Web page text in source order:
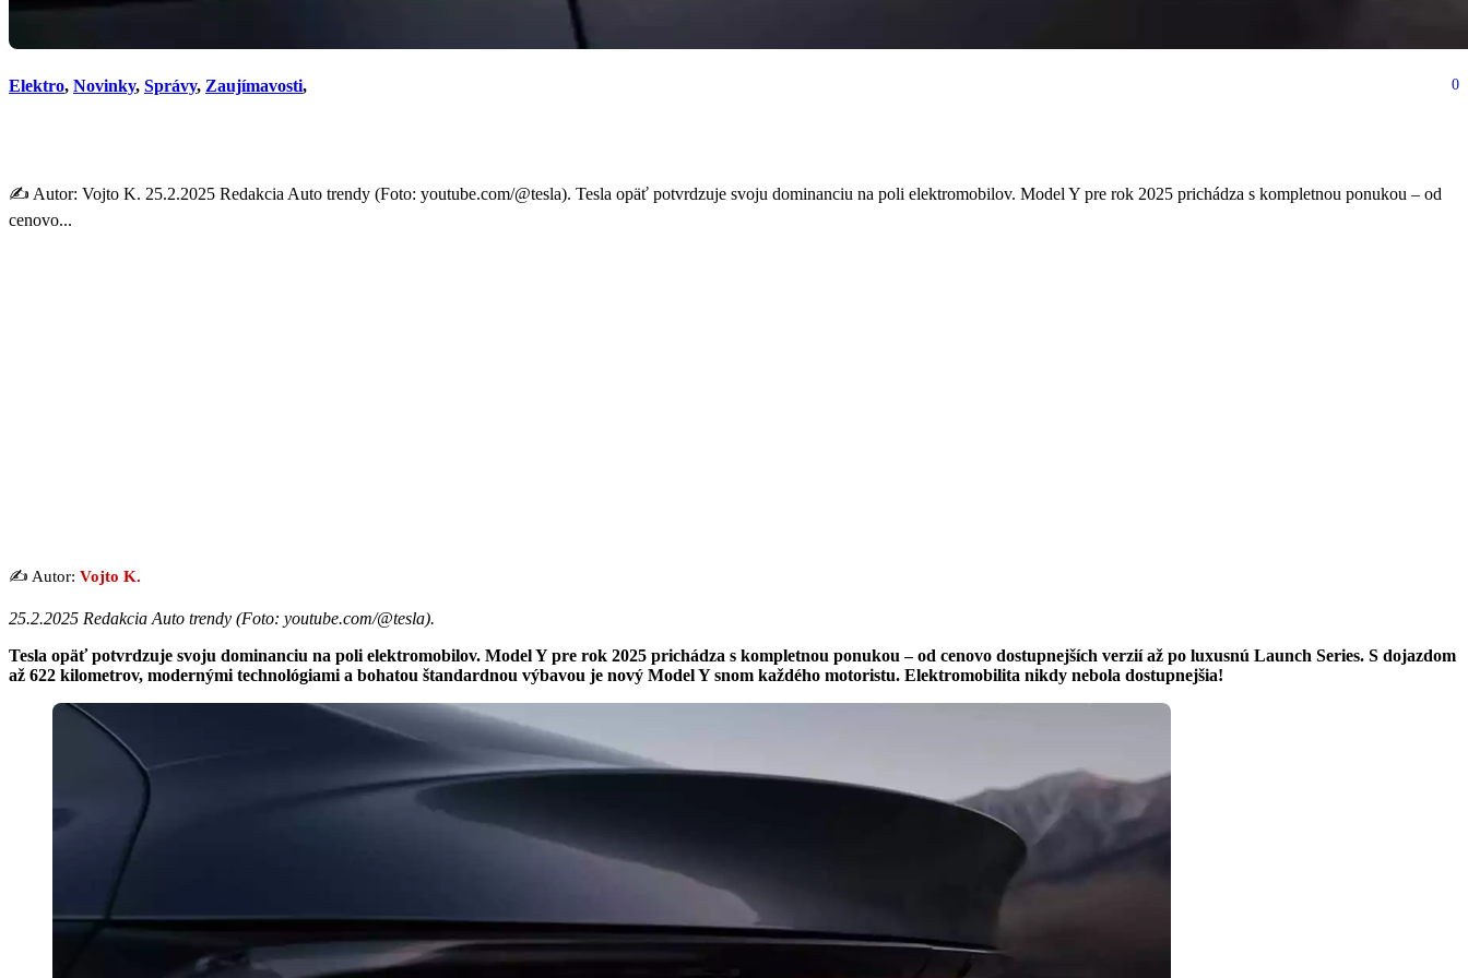
Elektro, Novinky, Správy, Zaujímavosti, 0
✍️ Autor: Vojto K. 25.2.2025 Redakcia Auto trendy (Foto: youtube.com/@tesla). Tesla opäť potvrdzuje svoju dominanciu na poli elektromobilov. Model Y pre rok 2025 prichádza s kompletnou ponukou – od
cenovo...
✍️ Autor: Vojto K.
25.2.2025 Redakcia Auto trendy (Foto: youtube.com/@tesla).
Tesla opäť potvrdzuje svoju dominanciu na poli elektromobilov. Model Y pre rok 2025 prichádza s kompletnou ponukou – od cenovo dostupnejších verzií až po luxusnú Launch Series. S dojazdom
až 622 kilometrov, modernými technológiami a bohatou štandardnou výbavou je nový Model Y snom každého motoristu. Elektromobilita nikdy nebola dostupnejšia!